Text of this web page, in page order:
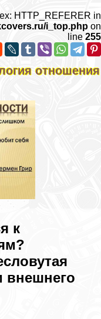
HTTP_REFERER in
i_top.php on
line 255
отношения
к
внешнего